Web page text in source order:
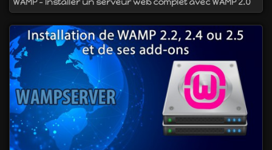
WAMP - Installer un serveur web complet avec WAMP 2.0